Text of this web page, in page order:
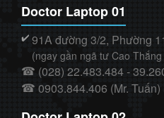
Doctor Laptop 01
✔️ 91A đường 3/2, Phường
(ngay gần ngã tư Cao
☎ (028) 22.483.484 -
☎ 0903.844.406 (Mr. Tuấn)